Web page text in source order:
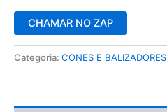
CHAMAR NO ZAP
Categoria: CONES E BALIZADORES